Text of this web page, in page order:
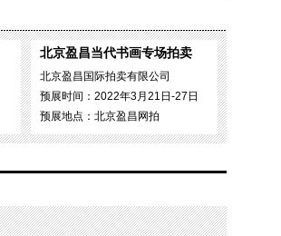
北京盈昌当代书画专场拍卖
北京盈昌国际拍卖有限公司
预展时间：2022年3月21日-27日
预展地点：北京盈昌网拍